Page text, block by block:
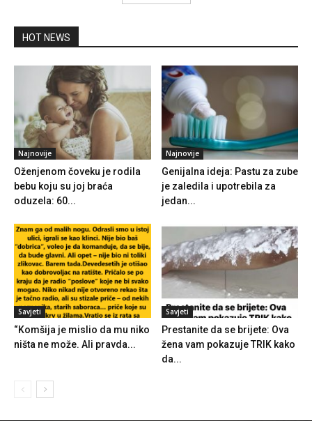
HOT NEWS
Najnovije
Oženjenom čoveku je rodila
bebu koju su joj braća
oduzela: 60...
Najnovije
Genijalna ideja: Pastu za zube
je zaledila i upotrebila za
jedan...
Savjeti
“Komšija je mislio da mu niko
ništa ne može. Ali pravda...
Savjeti
Prestanite da se brijete: Ova
žena vam pokazuje TRIK kako
da...